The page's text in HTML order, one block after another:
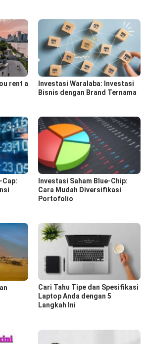
rent a
Investasi Waralaba: Investasi
Bisnis dengan Brand Ternama
Cap:
Investasi Saham Blue-Chip:
Cara Mudah Diversifikasi
Portofolio
Cari Tahu Tipe dan Spesifikasi
Laptop Anda dengan 5
Langkah Ini